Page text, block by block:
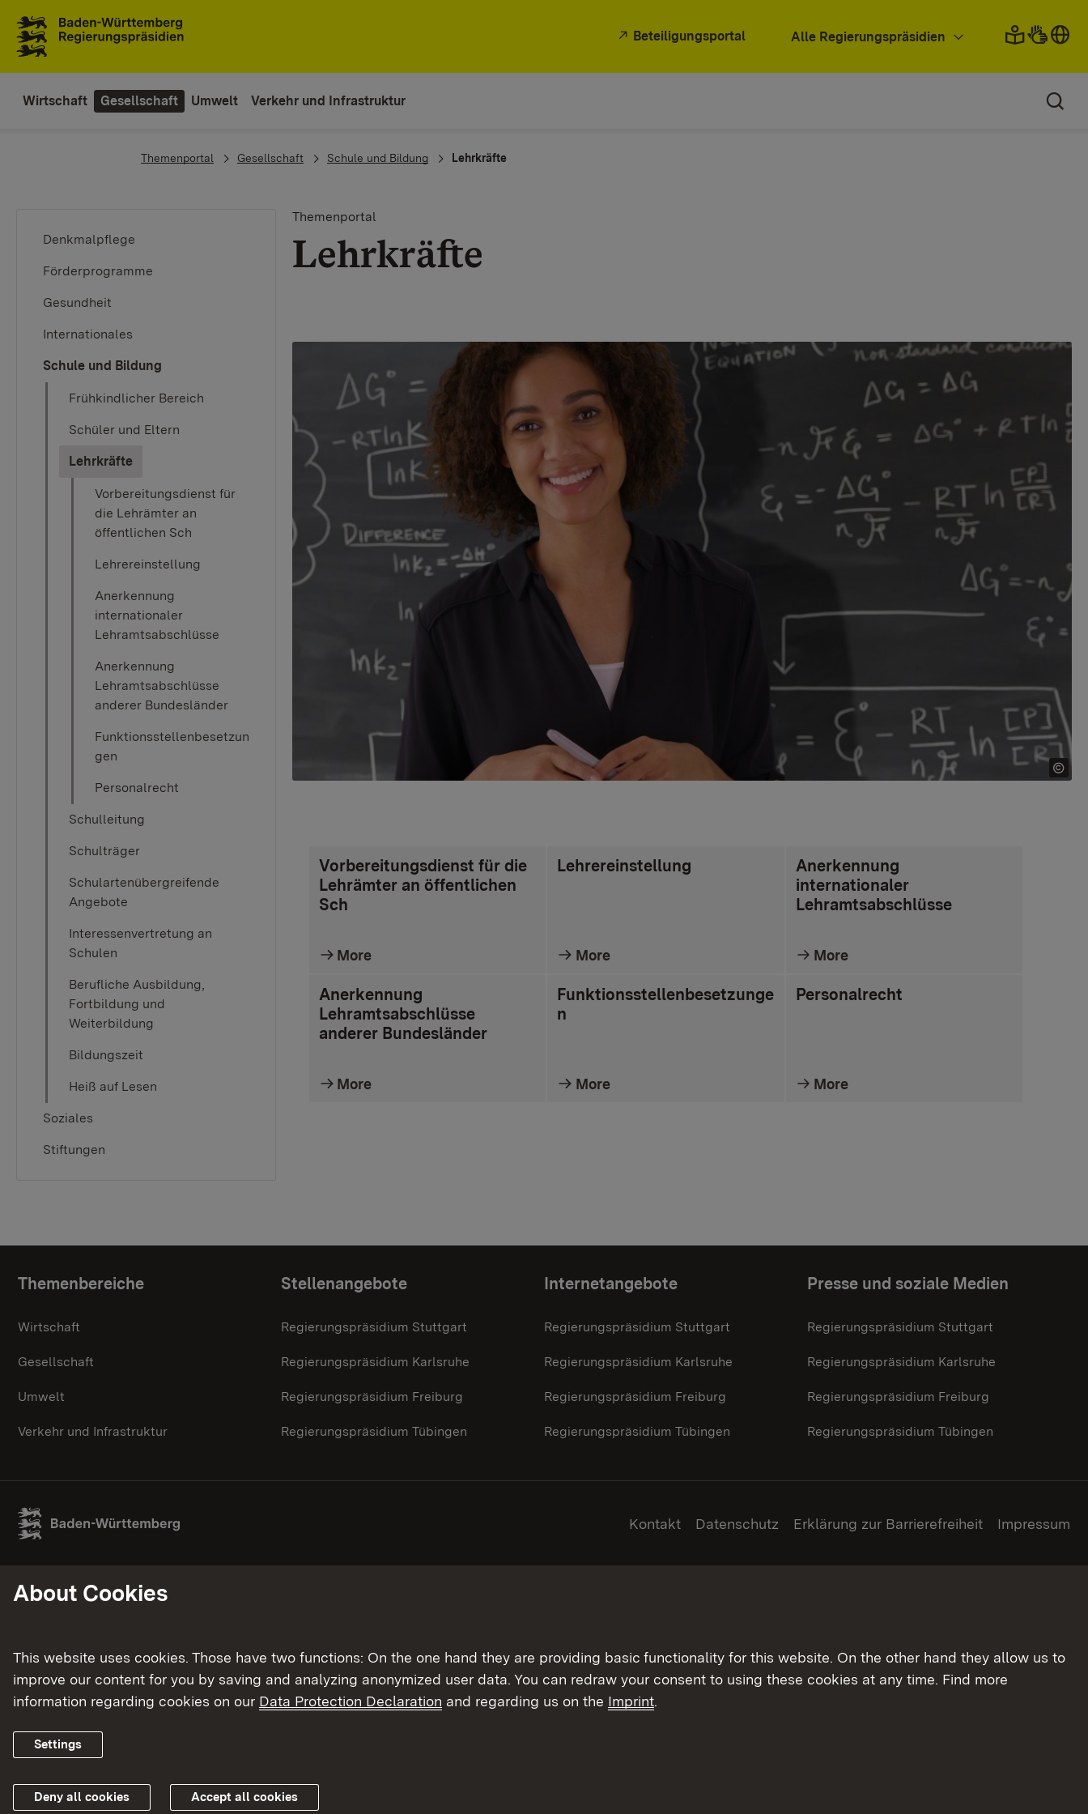
Beteiligungsportal Alle Regierungspräsidien
Wirtschaft Gesellschaft Umwelt Verkehr und Infrastruktur
You are here:
Themenportal Gesellschaft Schule und Bildung Lehrkräfte
Denkmalpflege
Förderprogramme
Gesundheit
Internationales
Schule und Bildung
Frühkindlicher Bereich
Schüler und Eltern
Lehrkräfte(current)
Vorbereitungsdienst für
die Lehrämter an
öffentlichen Sch
Lehrereinstellung
Anerkennung
internationaler
Lehramtsabschlüsse
Anerkennung
Lehramtsabschlüsse
anderer Bundesländer
Funktionsstellenbesetzun
gen
Personalrecht
Schulleitung
Schulträger
Schulartenübergreifende
Angebote
Interessenvertretung an
Schulen
Berufliche Ausbildung,
Fortbildung und
Weiterbildung
Bildungszeit
Heiß auf Lesen
Soziales
Stiftungen
Themenportal
Lehrkräfte
Vorbereitungsdienst für die
Lehrämter an öffentlichen
Sch
More
Lehrereinstellung
More
Anerkennung
internationaler
Lehramtsabschlüsse
More
Anerkennung
Lehramtsabschlüsse
anderer Bundesländer
More
Funktionsstellenbesetzunge
n
More
Personalrecht
More
Topic overview
Themenbereiche
Wirtschaft
Gesellschaft
Umwelt
Verkehr und Infrastruktur
Stellenangebote
Regierungspräsidium Stuttgart
Regierungspräsidium Karlsruhe
Regierungspräsidium Freiburg
Regierungspräsidium Tübingen
Internetangebote
Regierungspräsidium Stuttgart
Regierungspräsidium Karlsruhe
Regierungspräsidium Freiburg
Regierungspräsidium Tübingen
Presse und soziale Medien
Regierungspräsidium Stuttgart
Regierungspräsidium Karlsruhe
Regierungspräsidium Freiburg
Regierungspräsidium Tübingen
Kontakt Datenschutz Erklärung zur Barrierefreiheit Impressum
About Cookies
This website uses cookies. Those have two functions: On the one hand they are providing basic functionality for this website. On the other hand they allow us to
improve our content for you by saving and analyzing anonymized user data. You can redraw your consent to using these cookies at any time. Find more
information regarding cookies on our Data Protection Declaration and regarding us on the Imprint.
Settings
Deny all cookies Accept all cookies